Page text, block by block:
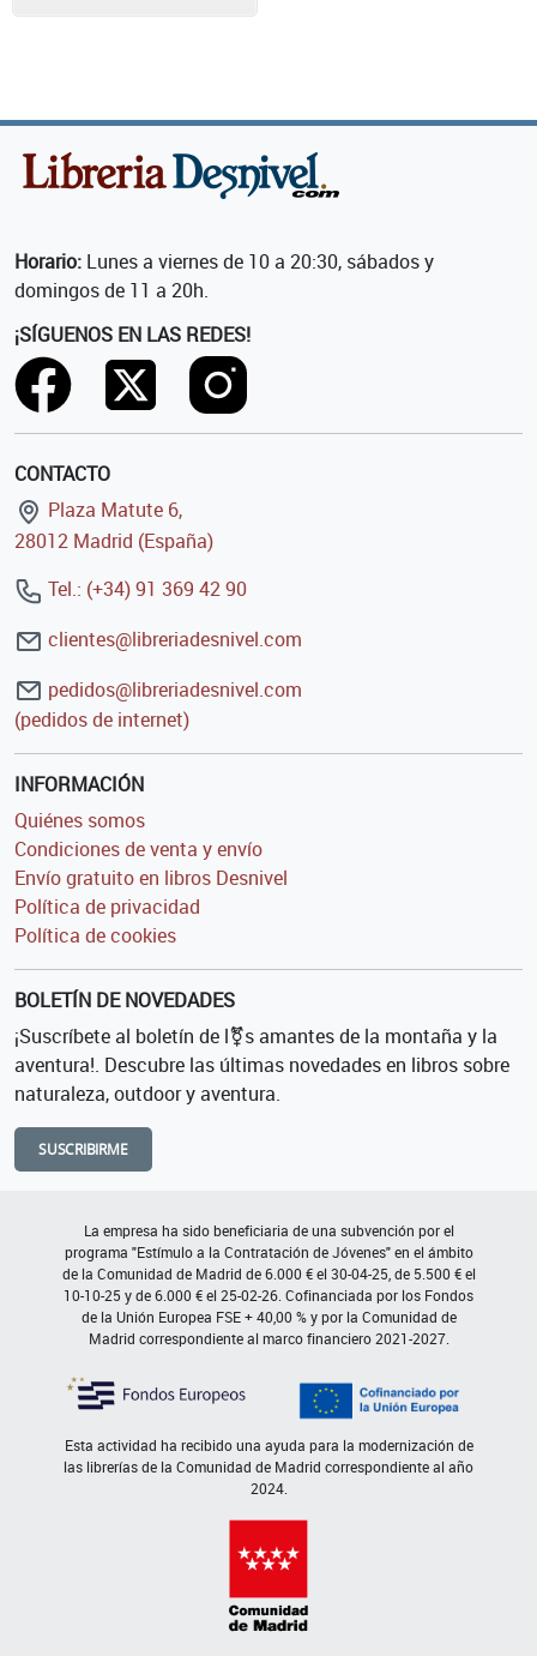
Horario: Lunes a viernes de 10 a 20:30, sábados y
domingos de 11 a 20h.
¡SÍGUENOS EN LAS REDES!
CONTACTO
Plaza Matute 6,
28012 Madrid (España)
Tel.: (+34) 91 369 42 90
clientes@libreriadesnivel.com
pedidos@libreriadesnivel.com
(pedidos de internet)
INFORMACIÓN
Quiénes somos
Condiciones de venta y envío
Envío gratuito en libros Desnivel
Política de privacidad
Política de cookies
BOLETÍN DE NOVEDADES
¡Suscríbete al boletín de l⚧s amantes de la montaña y la
aventura!. Descubre las últimas novedades en libros sobre
naturaleza, outdoor y aventura.
SUSCRIBIRME
La empresa ha sido beneficiaria de una subvención por el
programa "Estímulo a la Contratación de Jóvenes" en el ámbito
de la Comunidad de Madrid de 6.000 € el 30-04-25, de 5.500 € el
10-10-25 y de 6.000 € el 25-02-26. Cofinanciada por los Fondos
de la Unión Europea FSE + 40,00 % y por la Comunidad de
Madrid correspondiente al marco financiero 2021-2027.
Esta actividad ha recibido una ayuda para la modernización de
las librerías de la Comunidad de Madrid correspondiente al año
2024.